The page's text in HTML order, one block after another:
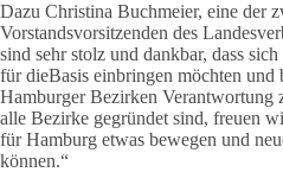
Dazu Christina Buchmeier, eine der
Vorstandsvorsitzenden des
sind sehr stolz und dankbar, dass
für dieBasis einbringen möchten und
Hamburger Bezirken Verantwortung
alle Bezirke gegründet sind, freuen
für Hamburg etwas bewegen und
können.“